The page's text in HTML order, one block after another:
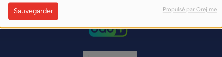
Sauvegarder Propulsé par Orejime